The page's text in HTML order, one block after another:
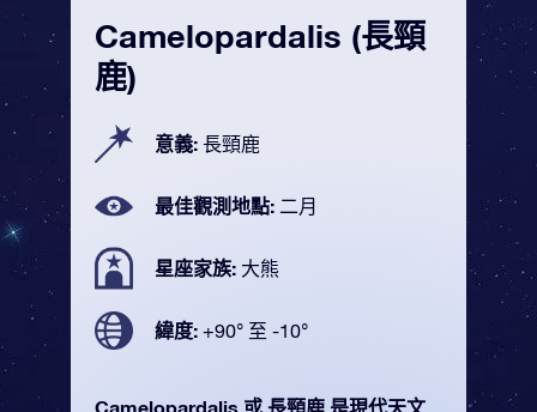
Camelopardalis (長頸
鹿)
意義: 長頸鹿
最佳觀測地點: 二月
星座家族: 大熊
緯度: +90° 至 -10°
Camelopardalis 或 長頸鹿 是現代天文